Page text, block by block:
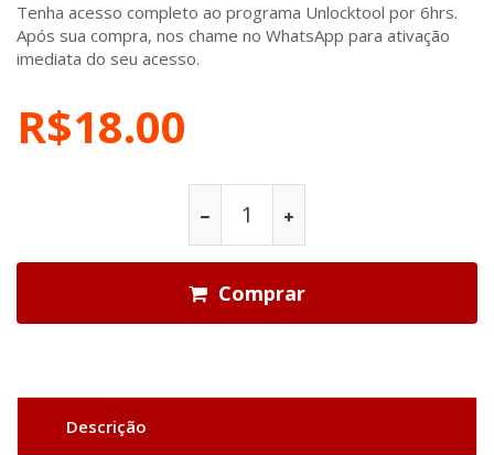
Tenha acesso completo ao programa Unlocktool por 6hrs.
Após sua compra, nos chame no WhatsApp para ativação
imediata do seu acesso.
R$18.00
Comprar
Descrição